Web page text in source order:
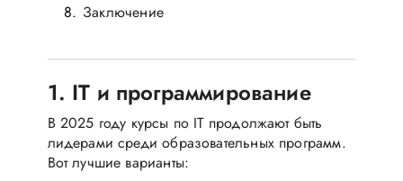
Заключение
1. IT и программирование
В 2025 году курсы по IT продолжают быть
лидерами среди образовательных программ.
Вот лучшие варианты: